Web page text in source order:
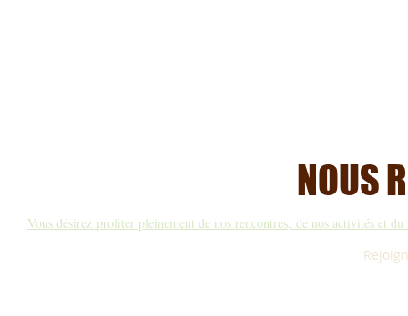
NOUS
Vous désirez profiter pleinement de nos rencontres, de nos activités et